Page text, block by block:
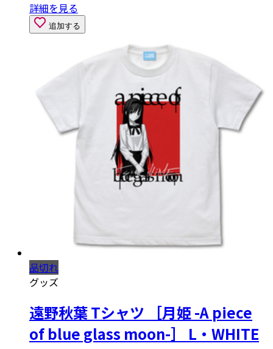
詳細を見る
追加する
品切れ
グッズ
遠野秋葉 Tシャツ ［月姫 -A piece
of blue glass moon-］ L・WHITE